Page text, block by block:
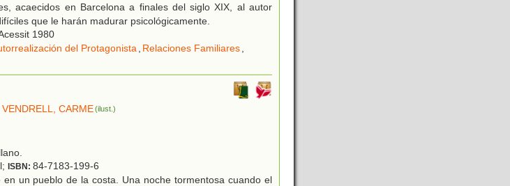
acaecidos en Barcelona a finales del siglo XIX, al autor
que le harán madurar psicológicamente.
1980
del Protagonista Relaciones Familiares
CARME(ilust.)
ISBN: 84-7183-199-6
un pueblo de la costa. Una noche tormentosa cuando el